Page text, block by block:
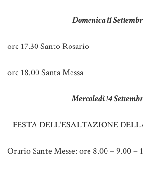
Domenica 11
ore 17.30 Santo Rosario
ore 18.00 Santa Messa
Mercoledì 14
FESTA DELL’ESALTAZIONE
Orario Sante Messe: ore 8.00 – 9.00 –